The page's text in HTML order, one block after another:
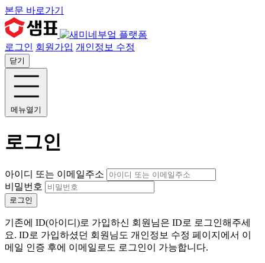
본문 바로가기
로그인 회원가입 개인정보 수정
닫기
메뉴열기
로그인
아이디 또는 이메일주소
비밀번호
로그인
기존에 ID(아이디)로 가입하신 회원님은 ID로 로그인해주세
요. ID로 가입하셨던 회원님도 개인정보 수정 페이지에서 이
메일 인증 후에 이메일로도 로그인이 가능합니다.